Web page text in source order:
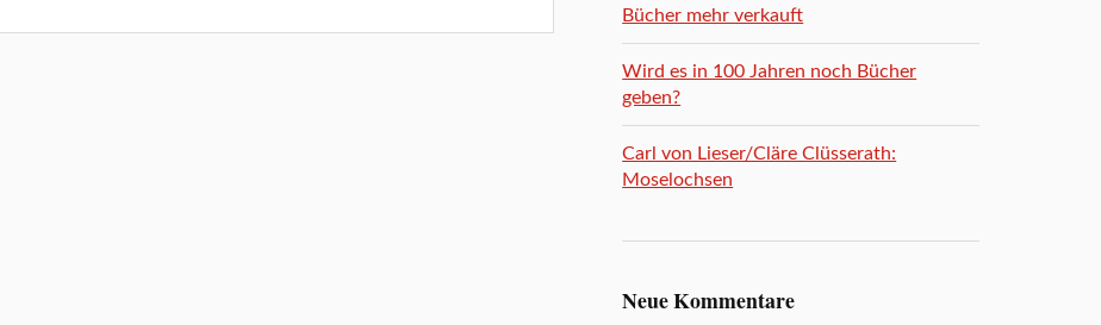
Bücher mehr verkauft
Wird es in 100 Jahren noch Bücher
geben?
Carl von Lieser/Cläre Clüsserath:
Moselochsen
Neue Kommentare